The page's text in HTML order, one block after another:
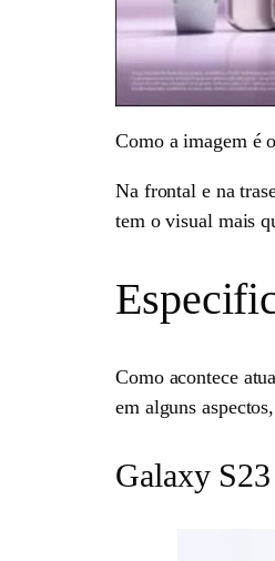
Como a imagem é
Na frontal e na
tem o visual mais
Como acontece
em alguns
Galaxy